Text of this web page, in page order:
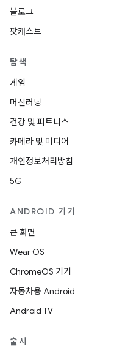
블로그
팟캐스트
탐색
게임
머신러닝
건강 및 피트니스
카메라 및 미디어
개인정보처리방침
5G
ANDROID 기기
큰 화면
Wear OS
ChromeOS 기기
자동차용 Android
Android TV
출시